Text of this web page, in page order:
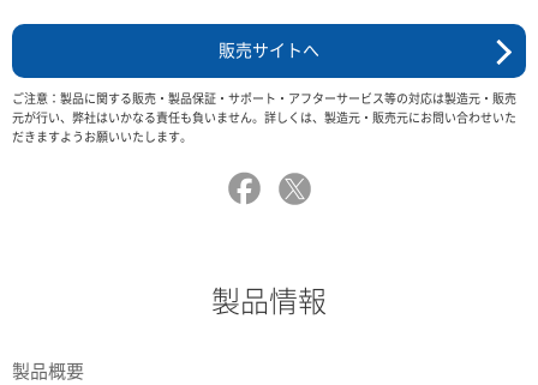
販売サイトへ
ご注意：製品に関する販売・製品保証・サポート・アフターサービス等の対応は製造元・販売
元が行い、弊社はいかなる責任も負いません。詳しくは、製造元・販売元にお問い合わせいた
だきますようお願いいたします。
製品情報
製品概要